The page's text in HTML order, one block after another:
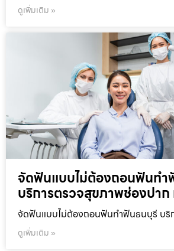
ดูเพิ่มเติม »
จัดฟันแบบไม่ต้องถอนฟันทำ
บริการตรวจสุขภาพช่องปา
จัดฟันแบบไม่ต้องถอนฟันทำฟันธนบุรี บริ
ดูเพิ่มเติม »